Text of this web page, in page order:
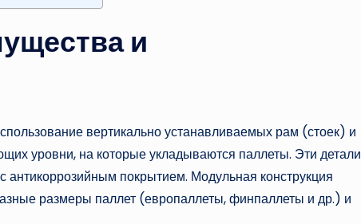
и
вертикально устанавливаемых рам (стоек) и
уровни, на которые укладываются паллеты. Эти детали
антикоррозийным покрытием. Модульная конструкция
размеры паллет (европаллеты, финпаллеты и др.) и